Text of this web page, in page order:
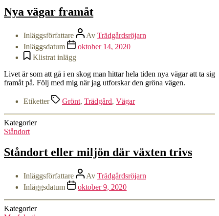
Nya vägar framåt
Inläggsförfattare Av Trädgårdsröjarn
Inläggsdatum
oktober 14, 2020
Klistrat inlägg
Livet är som att gå i en skog man hittar hela tiden nya vägar att ta sig
framåt på. Följ med mig när jag utforskar den gröna vägen.
Etiketter Grönt, Trädgård, Vägar
Kategorier
Ståndort
Ståndort eller miljön där växten trivs
Inläggsförfattare Av Trädgårdsröjarn
Inläggsdatum
oktober 9, 2020
Kategorier